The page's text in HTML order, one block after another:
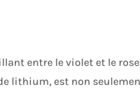
entre le violet et le
lithium, est non